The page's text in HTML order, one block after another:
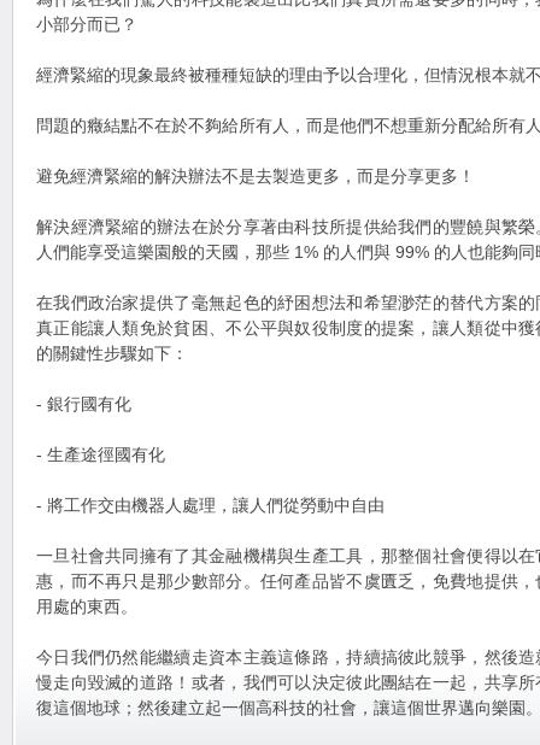
小部分而已？
經濟緊縮的現象最終被種種短缺的理由予以合理化，但情況根本就
問題的癥結點不在於不夠給所有人，而是他們不想重新分配給所有
避免經濟緊縮的解決辦法不是去製造更多，而是分享更多！
解決經濟緊縮的辦法在於分享著由科技所提供給我們的豐饒與繁
人們能享受這樂園般的天國，那些 1% 的人們與 99% 的人也能夠
在我們政治家提供了毫無起色的紓困想法和希望渺茫的替代方案
真正能讓人類免於貧困、不公平與奴役制度的提案，讓人類從中
的關鍵性步驟如下：
- 銀行國有化
- 生產途徑國有化
- 將工作交由機器人處理，讓人們從勞動中自由
一旦社會共同擁有了其金融機構與生產工具，那整個社會便得以
惠，而不再只是那少數部分。任何產品皆不虞匱乏，免費地提供
用處的東西。
今日我們仍然能繼續走資本主義這條路，持續搞彼此競爭，然後
慢走向毀滅的道路！或者，我們可以決定彼此團結在一起，共享
復這個地球；然後建立起一個高科技的社會，讓這個世界邁向樂園